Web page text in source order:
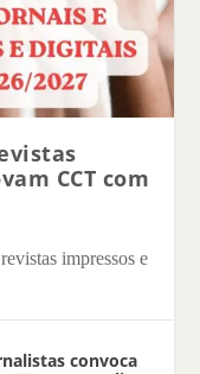
impressos
convoca
CCT com
será nos
pelo
contra lei
CCT com
impressos e
convoca